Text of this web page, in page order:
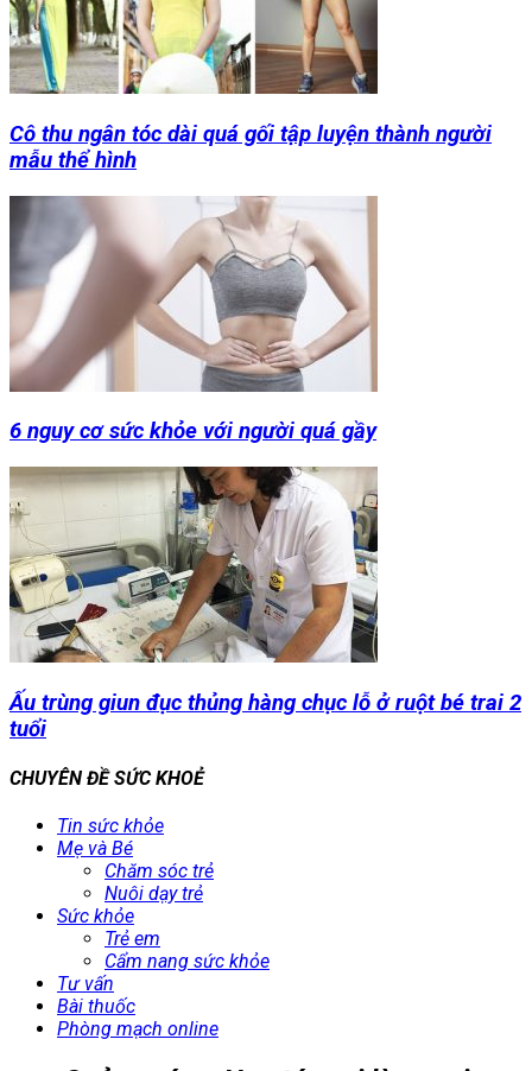
Cô thu ngân tóc dài quá gối tập luyện thành người
mẫu thể hình
6 nguy cơ sức khỏe với người quá gầy
Ấu trùng giun đục thủng hàng chục lỗ ở ruột bé trai 2
tuổi
CHUYÊN ĐỀ SỨC KHOẺ
Tin sức khỏe
Mẹ và Bé
Chăm sóc trẻ
Nuôi dạy trẻ
Sức khỏe
Trẻ em
Cẩm nang sức khỏe
Tư vấn
Bài thuốc
Phòng mạch online